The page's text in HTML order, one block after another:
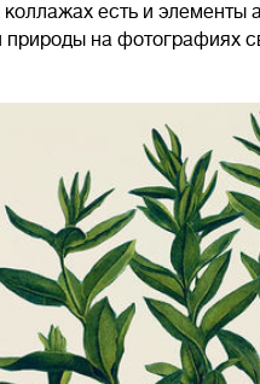
коллажах есть и
на фотографиях